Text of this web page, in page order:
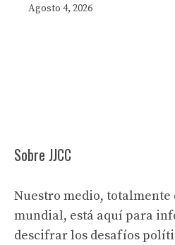
Agosto 4, 2026
Sobre JJCC
Nuestro medio,
mundial, está aquí para
descifrar los desafíos